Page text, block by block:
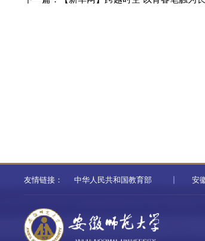
友情链接： 中华人民共和国教育部 安